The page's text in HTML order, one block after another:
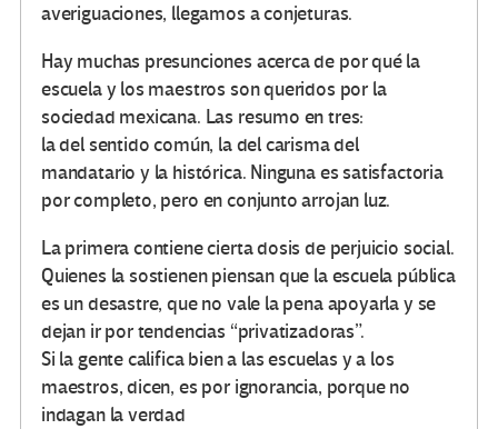
averiguaciones, llegamos a conjeturas.
Hay muchas presunciones acerca de por qué la
escuela y los maestros son queridos por la
sociedad mexicana. Las resumo en tres:
la del sentido común, la del carisma del
mandatario y la histórica. Ninguna es satisfactoria
por completo, pero en conjunto arrojan luz.
La primera contiene cierta dosis de perjuicio social.
Quienes la sostienen piensan que la escuela pública
es un desastre, que no vale la pena apoyarla y se
dejan ir por tendencias “privatizadoras”.
Si la gente califica bien a las escuelas y a los
maestros, dicen, es por ignorancia, porque no
indagan la verdad